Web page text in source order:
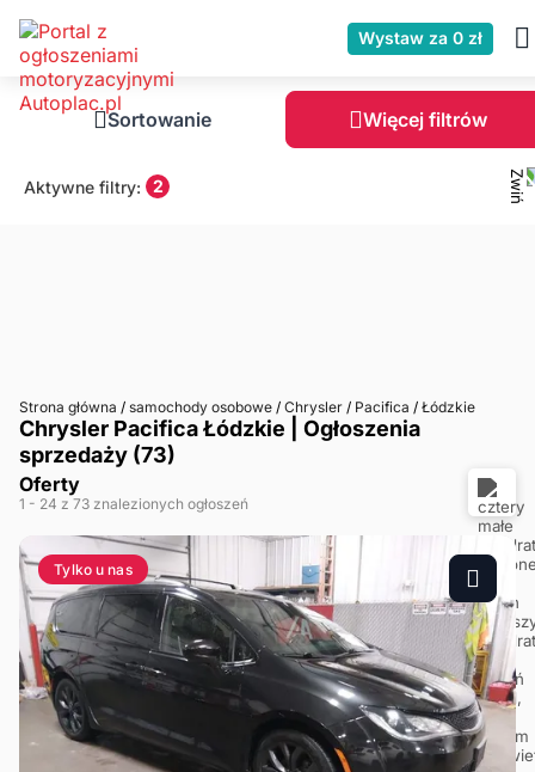
Wystaw za 0 zł
Sortowanie Więcej filtrów
Aktywne filtry: 2
Strona główna / samochody osobowe / Chrysler / Pacifica / Łódzkie
Chrysler Pacifica Łódzkie | Ogłoszenia
sprzedaży (73)
Oferty
1 - 24 z 73 znalezionych ogłoszeń
Tylko u nas